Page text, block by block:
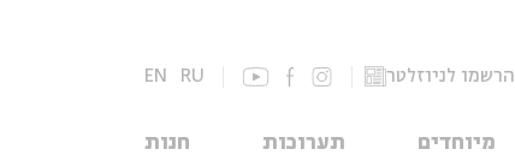
הרשמו לניוזלטר EN RU
מיוחדים תערוכות חנות